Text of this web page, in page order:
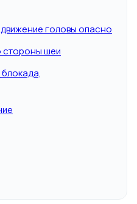
головы опасно
стороны шеи